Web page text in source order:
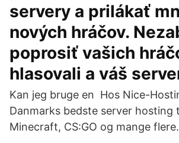
servery a prilákať
nových hráčov.
poprosiť vašich
hlasovali a váš
Kan jeg bruge en Hos Nice-
Danmarks bedste server hosting
Minecraft, CS:GO og mange flere.